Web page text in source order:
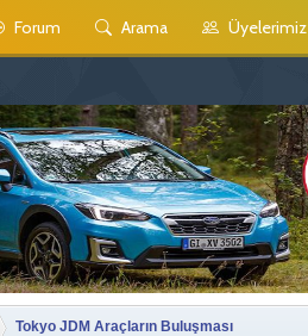
Forum Arama Üyelerimiz
Tokyo JDM Araçların Buluşması